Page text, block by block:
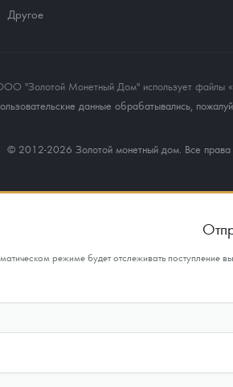
Другое
"Золотой Монетный Дом" использует файлы
данные обрабатывались,
© 2012-2026 Золотой монетный дом. Все
режиме будет отслеживать